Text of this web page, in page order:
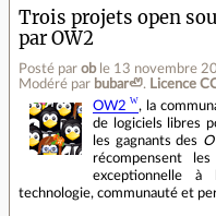
Trois projets open
par OW2
Posté par ob le 13 novembre
Modéré par bubar🦥. Licence
OW2
, la
de logiciels libres
les gagnants des
récompensent
exceptionnelle à
technologie, communauté et